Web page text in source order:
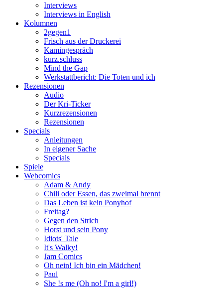
Interviews
Interviews in English
Kolumnen
2gegen1
Frisch aus der Druckerei
Kamingespräch
kurz.schluss
Mind the Gap
Werkstattbericht: Die Toten und ich
Rezensionen
Audio
Der Kri-Ticker
Kurzrezensionen
Rezensionen
Specials
Anleitungen
In eigener Sache
Specials
Spiele
Webcomics
Adam & Andy
Chili oder Essen, das zweimal brennt
Das Leben ist kein Ponyhof
Freitag?
Gegen den Strich
Horst und sein Pony
Idiots' Tale
It's Walky!
Jam Comics
Oh nein! Ich bin ein Mädchen!
Paul
She !s me (Oh no! I'm a girl!)